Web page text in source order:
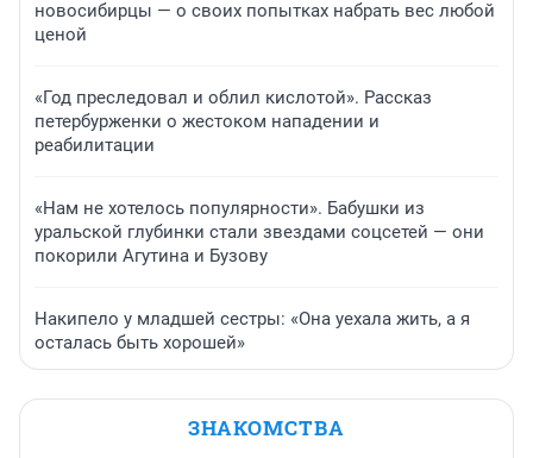
новосибирцы — о своих попытках набрать вес любой
ценой
«Год преследовал и облил кислотой». Рассказ
петербурженки о жестоком нападении и
реабилитации
«Нам не хотелось популярности». Бабушки из
уральской глубинки стали звездами соцсетей — они
покорили Агутина и Бузову
Накипело у младшей сестры: «Она уехала жить, а я
осталась быть хорошей»
ЗНАКОМСТВА